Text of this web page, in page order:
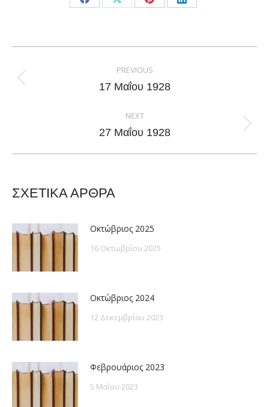
Share
Facebook
Share
X
Share
Pinterest
Share
LinkedIn
navigation
PREVIOUS
Previous
17 Μαΐου 1928
NEXT
Next
27 Μαΐου 1928
ΣΧΕΤΙΚΑ ΑΡΘΡΑ
Οκτώβριος 2025
16 Οκτωβρίου 2025
Οκτώβριος 2024
12 Δεκεμβρίου 2023
Φεβρουάριος 2023
5 Μαΐου 2023